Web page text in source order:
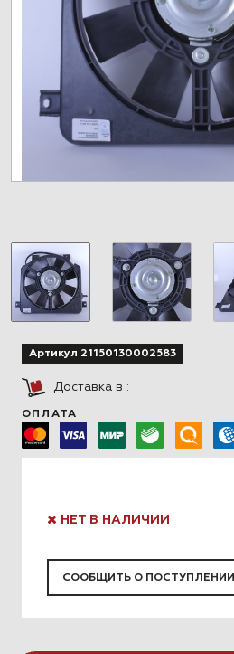
Артикул 21150130002583
Доставка в :
ОПЛАТА
НЕТ В НАЛИЧИИ
СООБЩИТЬ О ПОСТУПЛЕНИИ